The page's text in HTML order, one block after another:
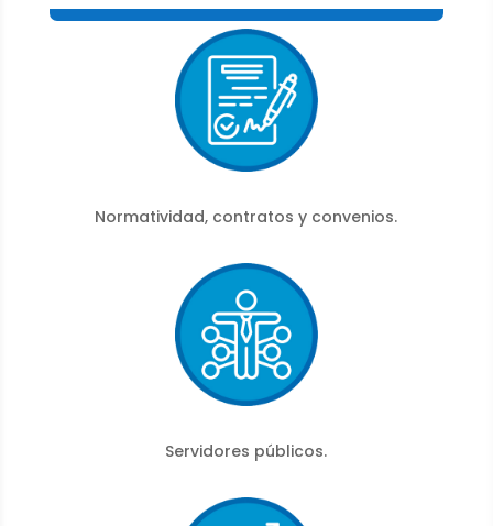
Normatividad, contratos y convenios.
Servidores públicos.